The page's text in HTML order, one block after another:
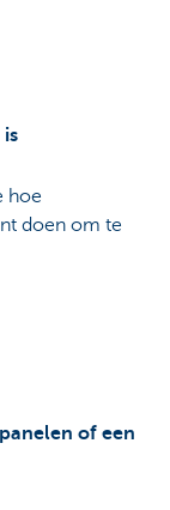
hoe
doen om te
of een